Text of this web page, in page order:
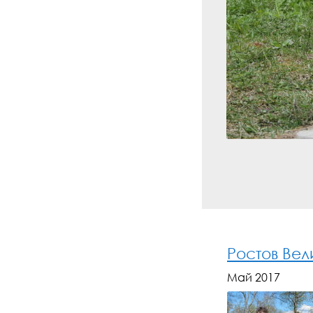
Ростов
Май 2017